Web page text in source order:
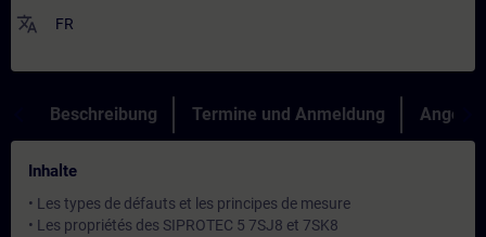
translate FR
Beschreibung Termine und Anmeldung Angebot
Inhalte
• Les types de défauts et les principes de mesure
• Les propriétés des SIPROTEC 5 7SJ8 et 7SK8